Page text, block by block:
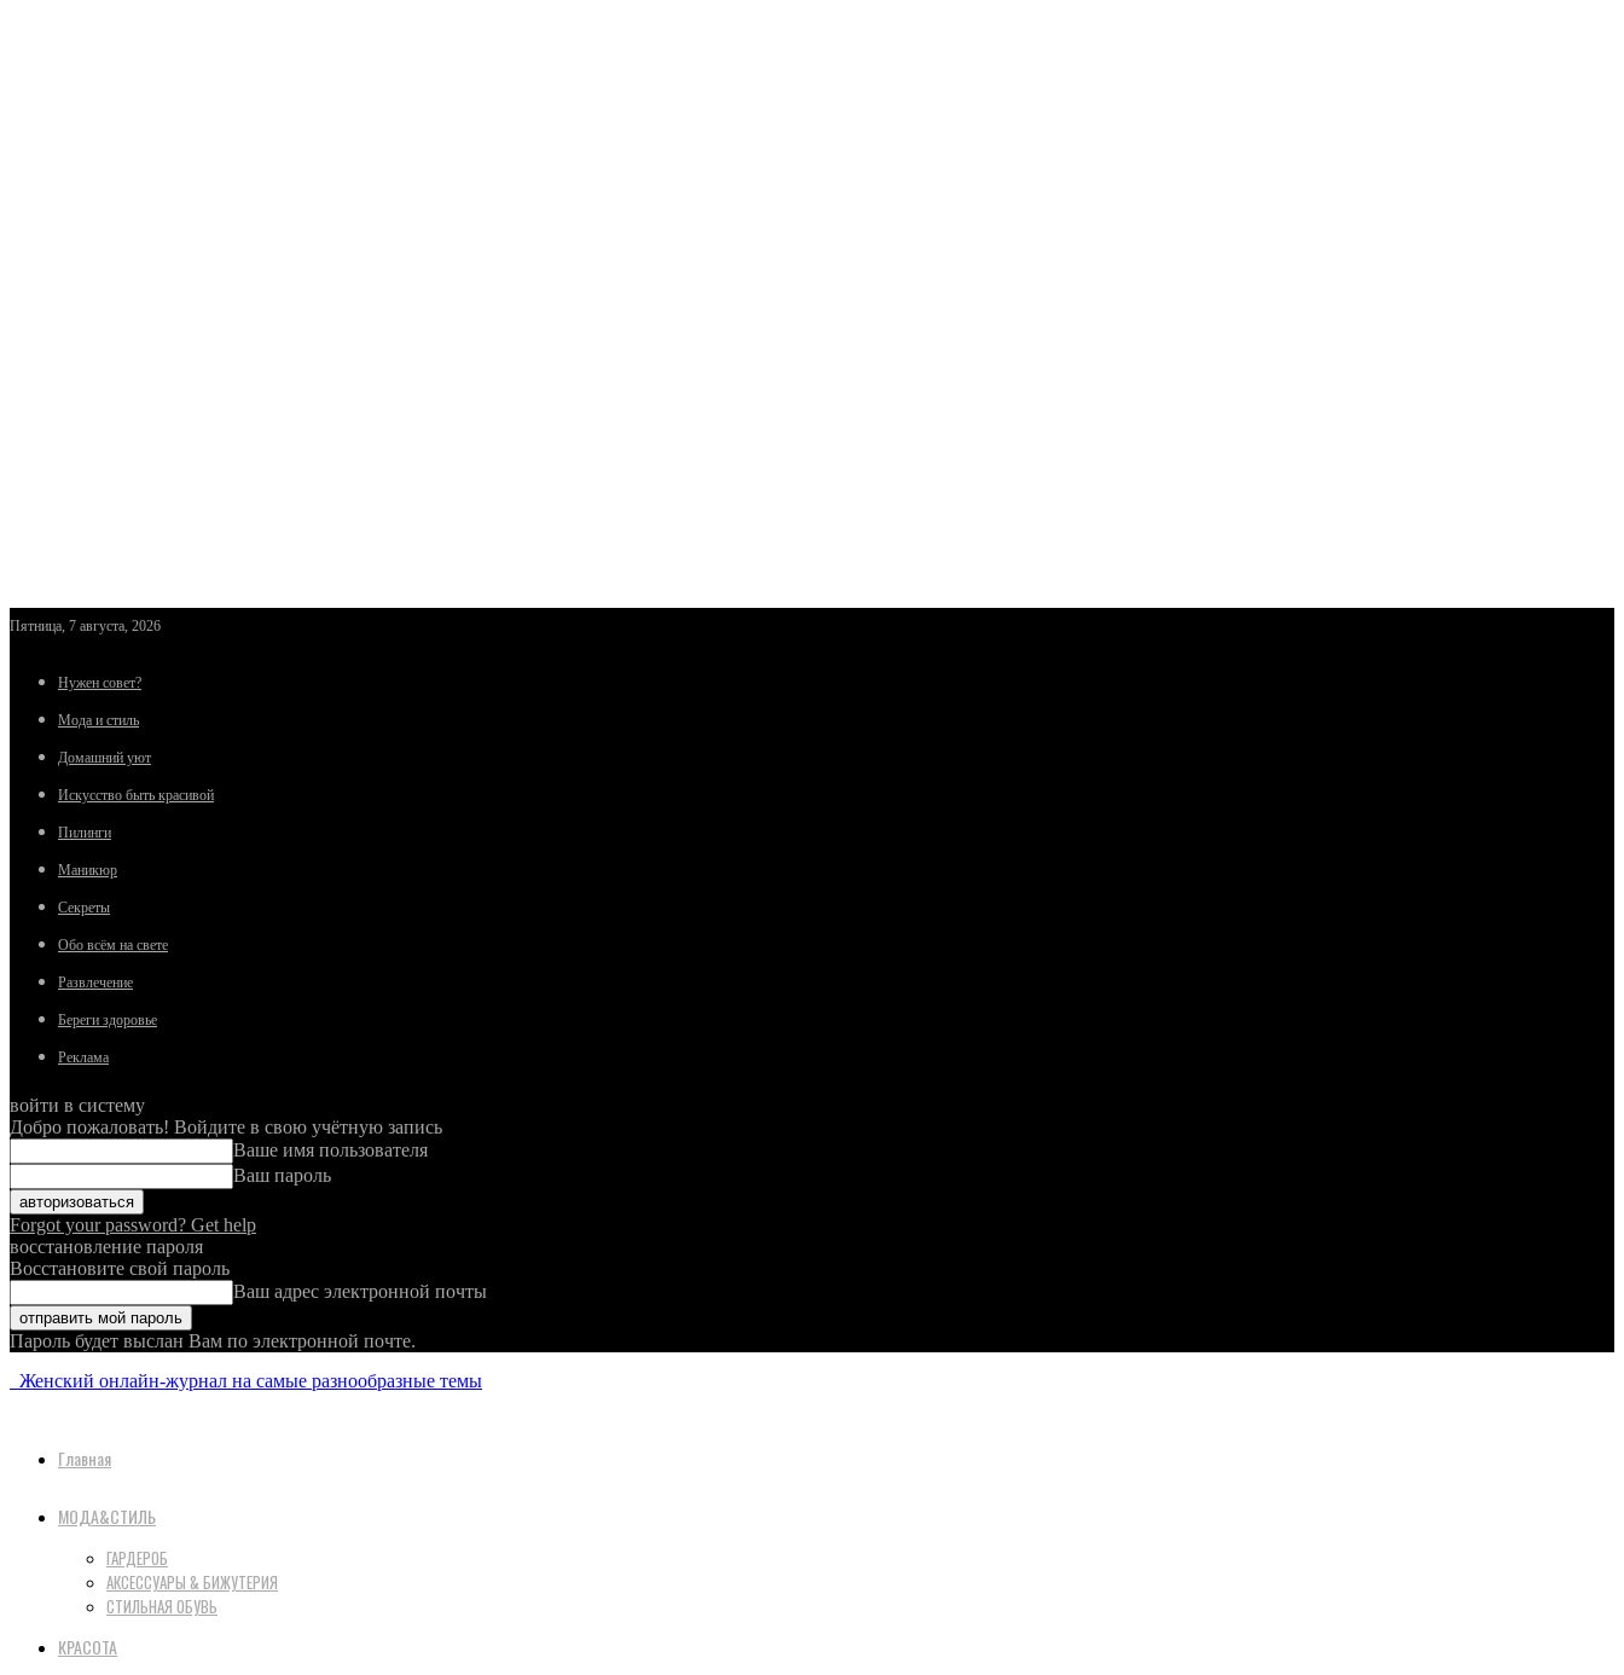
Пятница, 7 августа, 2026
Нужен совет?
Мода и стиль
Домашний уют
Искусство быть красивой
Пилинги
Маникюр
Секреты
Обо всём на свете
Развлечение
Береги здоровье
Реклама
войти в систему
Добро пожаловать! Войдите в свою учётную запись
Ваше имя пользователя
Ваш пароль
Forgot your password? Get help
восстановление пароля
Восстановите свой пароль
Ваш адрес электронной почты
Пароль будет выслан Вам по электронной почте.
Женский онлайн-журнал на самые разнообразные темы
Главная
МОДА&СТИЛЬ
ГАРДЕРОБ
АКСЕССУАРЫ & БИЖУТЕРИЯ
СТИЛЬНАЯ ОБУВЬ
КРАСОТА